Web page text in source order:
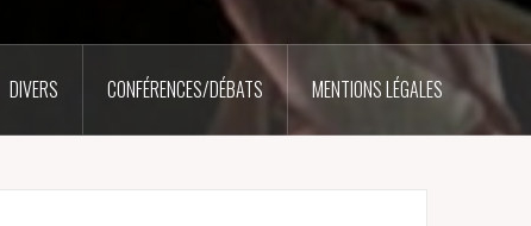
DIVERS CONFÉRENCES/DÉBATS MENTIONS LÉGALES